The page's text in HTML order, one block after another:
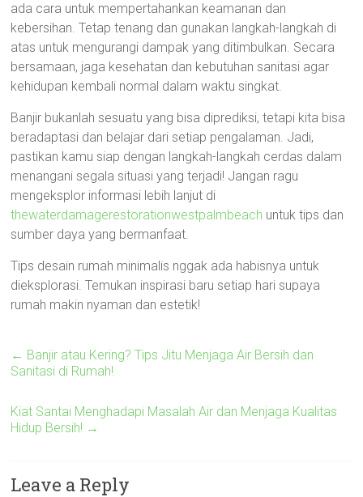
ada cara untuk mempertahankan keamanan dan
kebersihan. Tetap tenang dan gunakan langkah-langkah di
atas untuk mengurangi dampak yang ditimbulkan. Secara
bersamaan, jaga kesehatan dan kebutuhan sanitasi agar
kehidupan kembali normal dalam waktu singkat.
Banjir bukanlah sesuatu yang bisa diprediksi, tetapi kita bisa
beradaptasi dan belajar dari setiap pengalaman. Jadi,
pastikan kamu siap dengan langkah-langkah cerdas dalam
menangani segala situasi yang terjadi! Jangan ragu
mengeksplor informasi lebih lanjut di
thewaterdamagerestorationwestpalmbeach untuk tips dan
sumber daya yang bermanfaat.
Tips desain rumah minimalis nggak ada habisnya untuk
dieksplorasi. Temukan inspirasi baru setiap hari supaya
rumah makin nyaman dan estetik!
← Banjir atau Kering? Tips Jitu Menjaga Air Bersih dan
Sanitasi di Rumah!
Kiat Santai Menghadapi Masalah Air dan Menjaga Kualitas
Hidup Bersih! →
Leave a Reply